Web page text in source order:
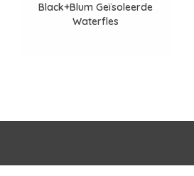
Black+Blum Geïsoleerde
Waterfles